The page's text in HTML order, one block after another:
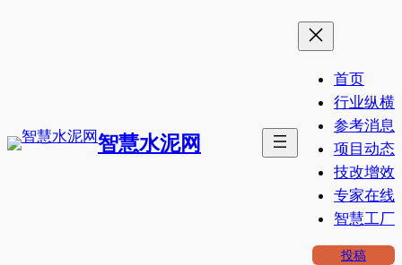
智慧水泥网
首页
行业纵横
参考消息
项目动态
技改增效
专家在线
智慧工厂
投稿